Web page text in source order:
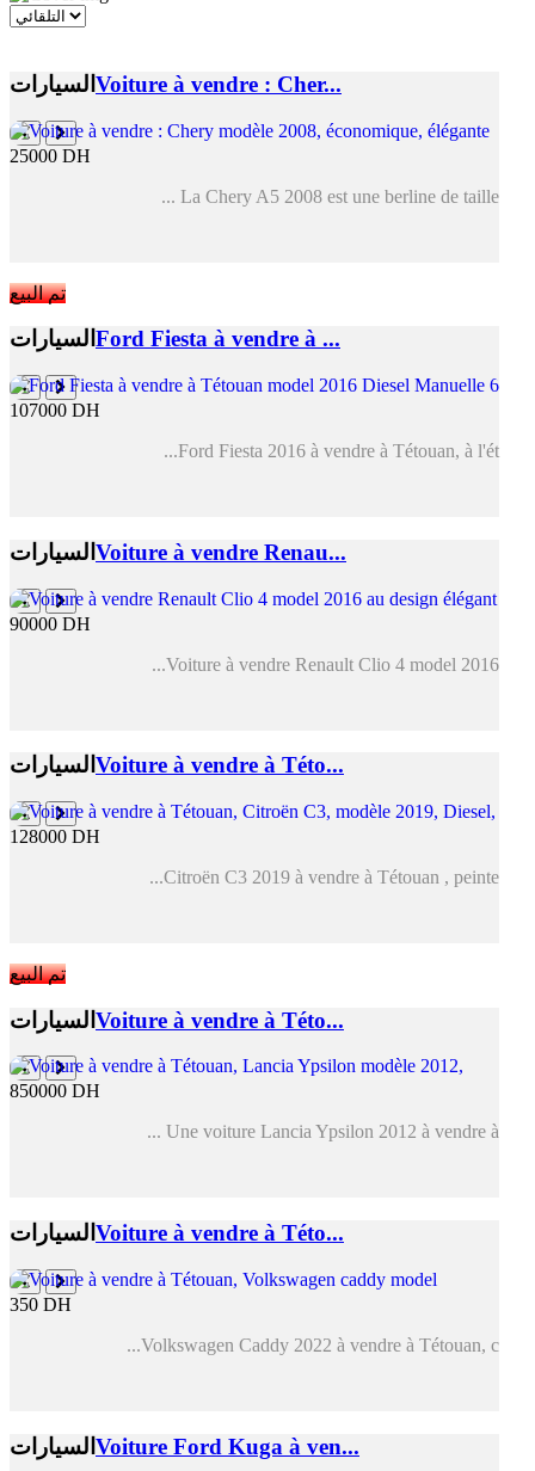
السيارات Voiture à vendre : Cher...
25000 DH
La Chery A5 2008 est une berline de taille ...
تم البيع
السيارات Ford Fiesta à vendre à ...
107000 DH
Ford Fiesta 2016 à vendre à Tétouan, à l'ét...
السيارات Voiture à vendre Renau...
90000 DH
Voiture à vendre Renault Clio 4 model 2016...
السيارات Voiture à vendre à Této...
128000 DH
Citroën C3 2019 à vendre à Tétouan , peinte...
تم البيع
السيارات Voiture à vendre à Této...
850000 DH
Une voiture Lancia Ypsilon 2012 à vendre à ...
السيارات Voiture à vendre à Této...
350 DH
Volkswagen Caddy 2022 à vendre à Tétouan, c...
السيارات Voiture Ford Kuga à ven...